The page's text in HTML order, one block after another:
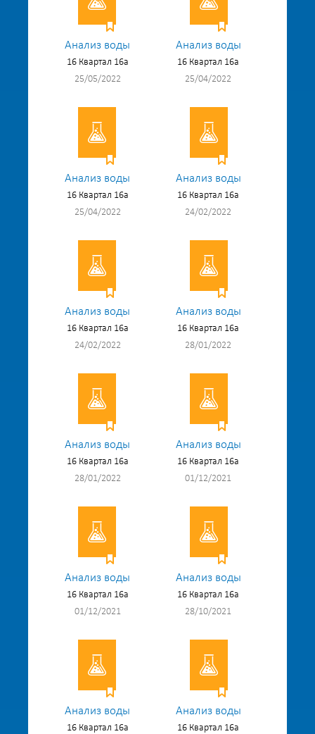
Анализ воды
16 Квартал 16а
25/05/2022
Анализ воды
16 Квартал 16а
25/04/2022
Анализ воды
16 Квартал 16а
25/04/2022
Анализ воды
16 Квартал 16а
24/02/2022
Анализ воды
16 Квартал 16а
24/02/2022
Анализ воды
16 Квартал 16а
28/01/2022
Анализ воды
16 Квартал 16а
28/01/2022
Анализ воды
16 Квартал 16а
01/12/2021
Анализ воды
16 Квартал 16а
01/12/2021
Анализ воды
16 Квартал 16а
28/10/2021
Анализ воды
16 Квартал 16а
Анализ воды
16 Квартал 16а